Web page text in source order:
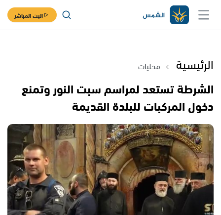
البث المباشر
الرئيسية محليات
الشرطة تستعد لمراسم سبت النور وتمنع
دخول المركبات للبلدة القديمة